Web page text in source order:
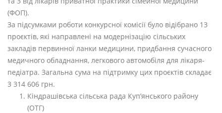
(ФОП).
За підсумками роботи конкурсної комісії було відібрано 13
проєктів, які направлені на модернізацію сільських
закладів первинної ланки медицини, придбання сучасного
медичного обладнання, легкового автомобіля для лікаря-
педіатра. Загальна сума на підтримку цих проєктів складає
3 314 606 грн.
Кіндрашівська сільська рада Куп’янського району
(ОТГ)